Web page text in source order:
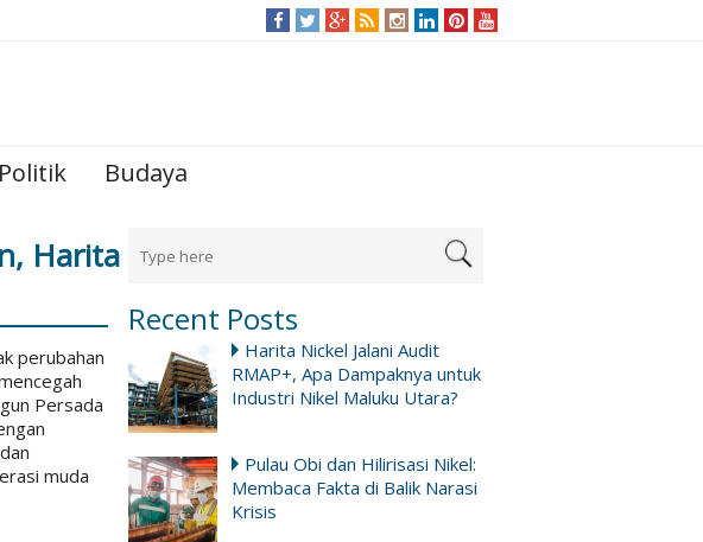
Politik Budaya
Recent Posts
Harita Nickel Jalani Audit
RMAP+, Apa Dampaknya untuk
Industri Nikel Maluku Utara?
Pulau Obi dan Hilirisasi Nikel:
Membaca Fakta di Balik Narasi
Krisis
Harita
perubahan
Persada
muda